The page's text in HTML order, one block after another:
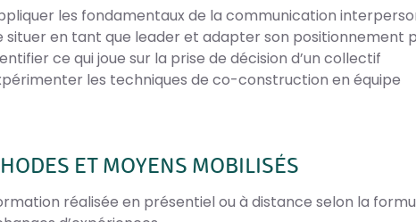
les fondamentaux de la communication
situer en tant que leader et adapter son positionnement
ce qui joue sur la prise de décision d’un collectif
les techniques de co-construction en équipe
ET MOYENS MOBILISÉS
réalisée en présentiel ou à distance selon la